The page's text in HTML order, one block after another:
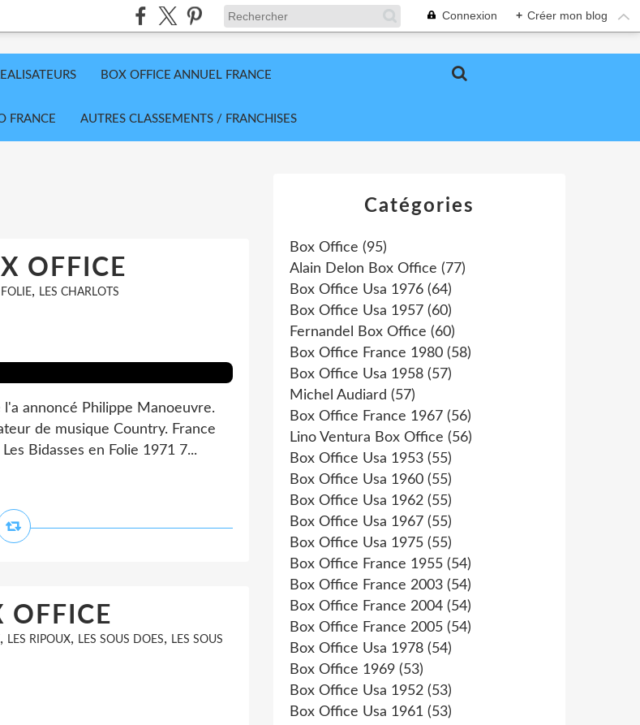
Connexion + Créer mon blog
BOX OFFICE ANNUEL FRANCE
FRANCE AUTRES CLASSEMENTS / FRANCHISES
OFFICE
, LES CHARLOTS
annoncé Philippe Manoeuvre.
de musique Country. France
Bidasses en Folie 1971 7...
OFFICE
, LES RIPOUX, LES SOUS DOES, LES SOUS
Catégories
Box Office (95)
Alain Delon Box Office (77)
Box Office Usa 1976 (64)
Box Office Usa 1957 (60)
Fernandel Box Office (60)
Box Office France 1980 (58)
Box Office Usa 1958 (57)
Michel Audiard (57)
Box Office France 1967 (56)
Lino Ventura Box Office (56)
Box Office Usa 1953 (55)
Box Office Usa 1960 (55)
Box Office Usa 1962 (55)
Box Office Usa 1967 (55)
Box Office Usa 1975 (55)
Box Office France 1955 (54)
Box Office France 2003 (54)
Box Office France 2004 (54)
Box Office France 2005 (54)
Box Office Usa 1978 (54)
Box Office 1969 (53)
Box Office Usa 1952 (53)
Box Office Usa 1961 (53)